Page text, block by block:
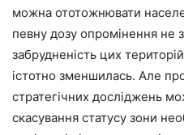
можна ототожнювати
певну дозу опромінення не з
забрудненість цих
істотно зменшилась. Але
стратегічних досліджень
скасування статусу зони